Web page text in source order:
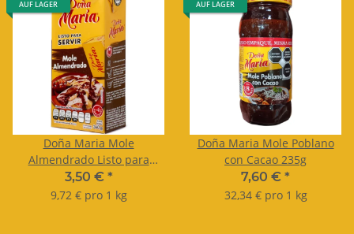
AUF LAGER
Doña Maria Mole
Almendrado Listo para
Servir Tetra 360g
3,50 € *
9,72 € pro 1 kg
AUF LAGER
Doña Maria Mole Poblano
con Cacao 235g
7,60 € *
32,34 € pro 1 kg